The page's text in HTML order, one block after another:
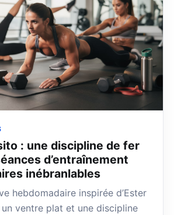
: une discipline de fer
d’entraînement
inébranlables
hebdomadaire inspirée d’Ester
ventre plat et une discipline